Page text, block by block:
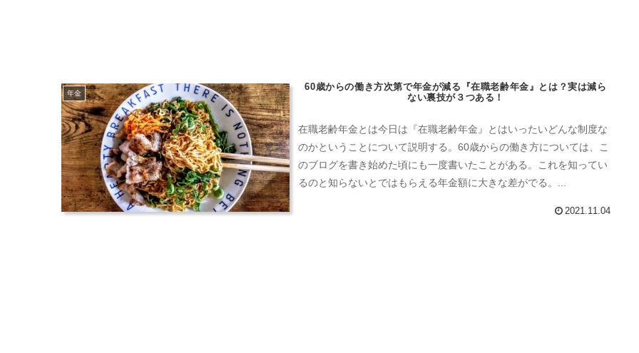
年金
60歳からの働き方次第で年金が減る『在職老齢年金』とは？実は減ら
ない裏技が３つある！
在職老齢年金とは今日は『在職老齢年金』とはいったいどんな制度な
のかということについて説明する。60歳からの働き方については、こ
のブログを書き始めた頃にも一度書いたことがある。これを知ってい
るのと知らないとではもらえる年金額に大きな差がでる。...
2021.11.04